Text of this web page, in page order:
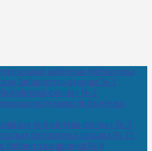
районная библиотека
библиотека-филиал № 1
библиотека-филиал № 2
модельная библиотека-
библиотека-филиал № 3
библиотека-филиал № 15
библиотека-филиал № 6